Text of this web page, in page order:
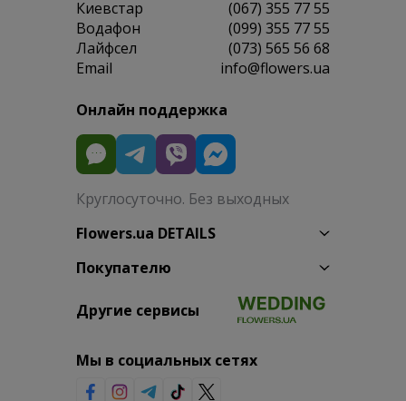
Киевстар
(067) 355 77 55
Водафон
(099) 355 77 55
Лайфсел
(073) 565 56 68
Email
info@flowers.ua
Онлайн поддержка
Круглосуточно. Без выходных
Flowers.ua DETAILS
Покупателю
Другие сервисы
Мы в социальных сетях